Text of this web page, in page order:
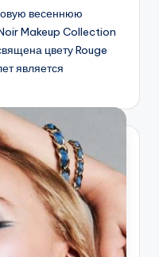
весеннюю
Makeup Collection
цвету Rouge
является